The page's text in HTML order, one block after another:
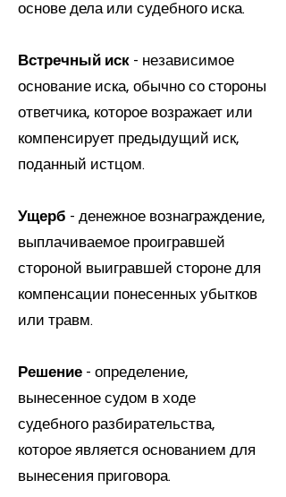
основе дела или судебного иска.
Встречный иск - независимое
основание иска, обычно со стороны
ответчика, которое возражает или
компенсирует предыдущий иск,
поданный истцом.
Ущерб - денежное вознаграждение,
выплачиваемое проигравшей
стороной выигравшей стороне для
компенсации понесенных убытков
или травм.
Решение - определение,
вынесенное судом в ходе
судебного разбирательства,
которое является основанием для
вынесения приговора.